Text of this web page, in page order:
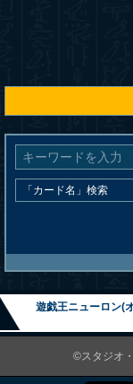
遊戯王ニューロン(
©スタジオ